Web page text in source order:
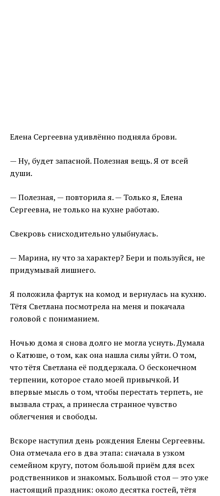
Елена Сергеевна удивлённо подняла брови.
— Ну, будет запасной. Полезная вещь. Я от всей
души.
— Полезная, — повторила я. — Только я, Елена
Сергеевна, не только на кухне работаю.
Свекровь снисходительно улыбнулась.
— Марина, ну что за характер? Бери и пользуйся, не
придумывай лишнего.
Я положила фартук на комод и вернулась на кухню.
Тётя Светлана посмотрела на меня и покачала
головой с пониманием.
Ночью дома я снова долго не могла уснуть. Думала
о Катюше, о том, как она нашла силы уйти. О том,
что тётя Светлана её поддержала. О бесконечном
терпении, которое стало моей привычкой. И
впервые мысль о том, чтобы перестать терпеть, не
вызвала страх, а принесла странное чувство
облегчения и свободы.
Вскоре наступил день рождения Елены Сергеевны.
Она отмечала его в два этапа: сначала в узком
семейном кругу, потом большой приём для всех
родственников и знакомых. Большой стол — это уже
настоящий праздник: около десятка гостей, тётя